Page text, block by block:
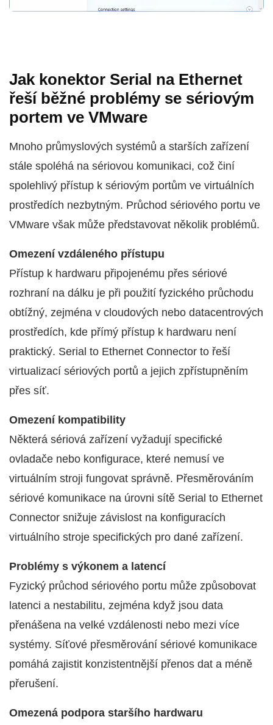
Jak konektor Serial na Ethernet
řeší běžné problémy se sériovým
portem ve VMware
Mnoho průmyslových systémů a starších zařízení
stále spoléhá na sériovou komunikaci, což činí
spolehlivý přístup k sériovým portům ve virtuálních
prostředích nezbytným. Průchod sériového portu ve
VMware však může představovat několik problémů.
Omezení vzdáleného přístupu
Přístup k hardwaru připojenému přes sériové
rozhraní na dálku je při použití fyzického průchodu
obtížný, zejména v cloudových nebo datacentrových
prostředích, kde přímý přístup k hardwaru není
praktický. Serial to Ethernet Connector to řeší
virtualizací sériových portů a jejich zpřístupněním
přes síť.
Omezení kompatibility
Některá sériová zařízení vyžadují specifické
ovladače nebo konfigurace, které nemusí ve
virtuálním stroji fungovat správně. Přesměrováním
sériové komunikace na úrovni sítě Serial to Ethernet
Connector snižuje závislost na konfiguracích
virtuálního stroje specifických pro dané zařízení.
Problémy s výkonem a latencí
Fyzický průchod sériového portu může způsobovat
latenci a nestabilitu, zejména když jsou data
přenášena na velké vzdálenosti nebo mezi více
systémy. Síťové přesměrování sériové komunikace
pomáhá zajistit konzistentnější přenos dat a méně
přerušení.
Omezená podpora staršího hardwaru